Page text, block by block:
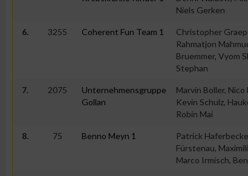
Niels Gerken
6. 3255 Coherent Fun Team 1
Christopher
Rahmatjon
Bruemmer, Vyom
Stephan
7. 2075
Unternehmensgruppe
Gollan
Marvin Boller, Nico
Kevin Schulz,
Robin Mai
8. 75 Benno Meyn 1
Patrick
Fürstenau,
Marco Irmisch,